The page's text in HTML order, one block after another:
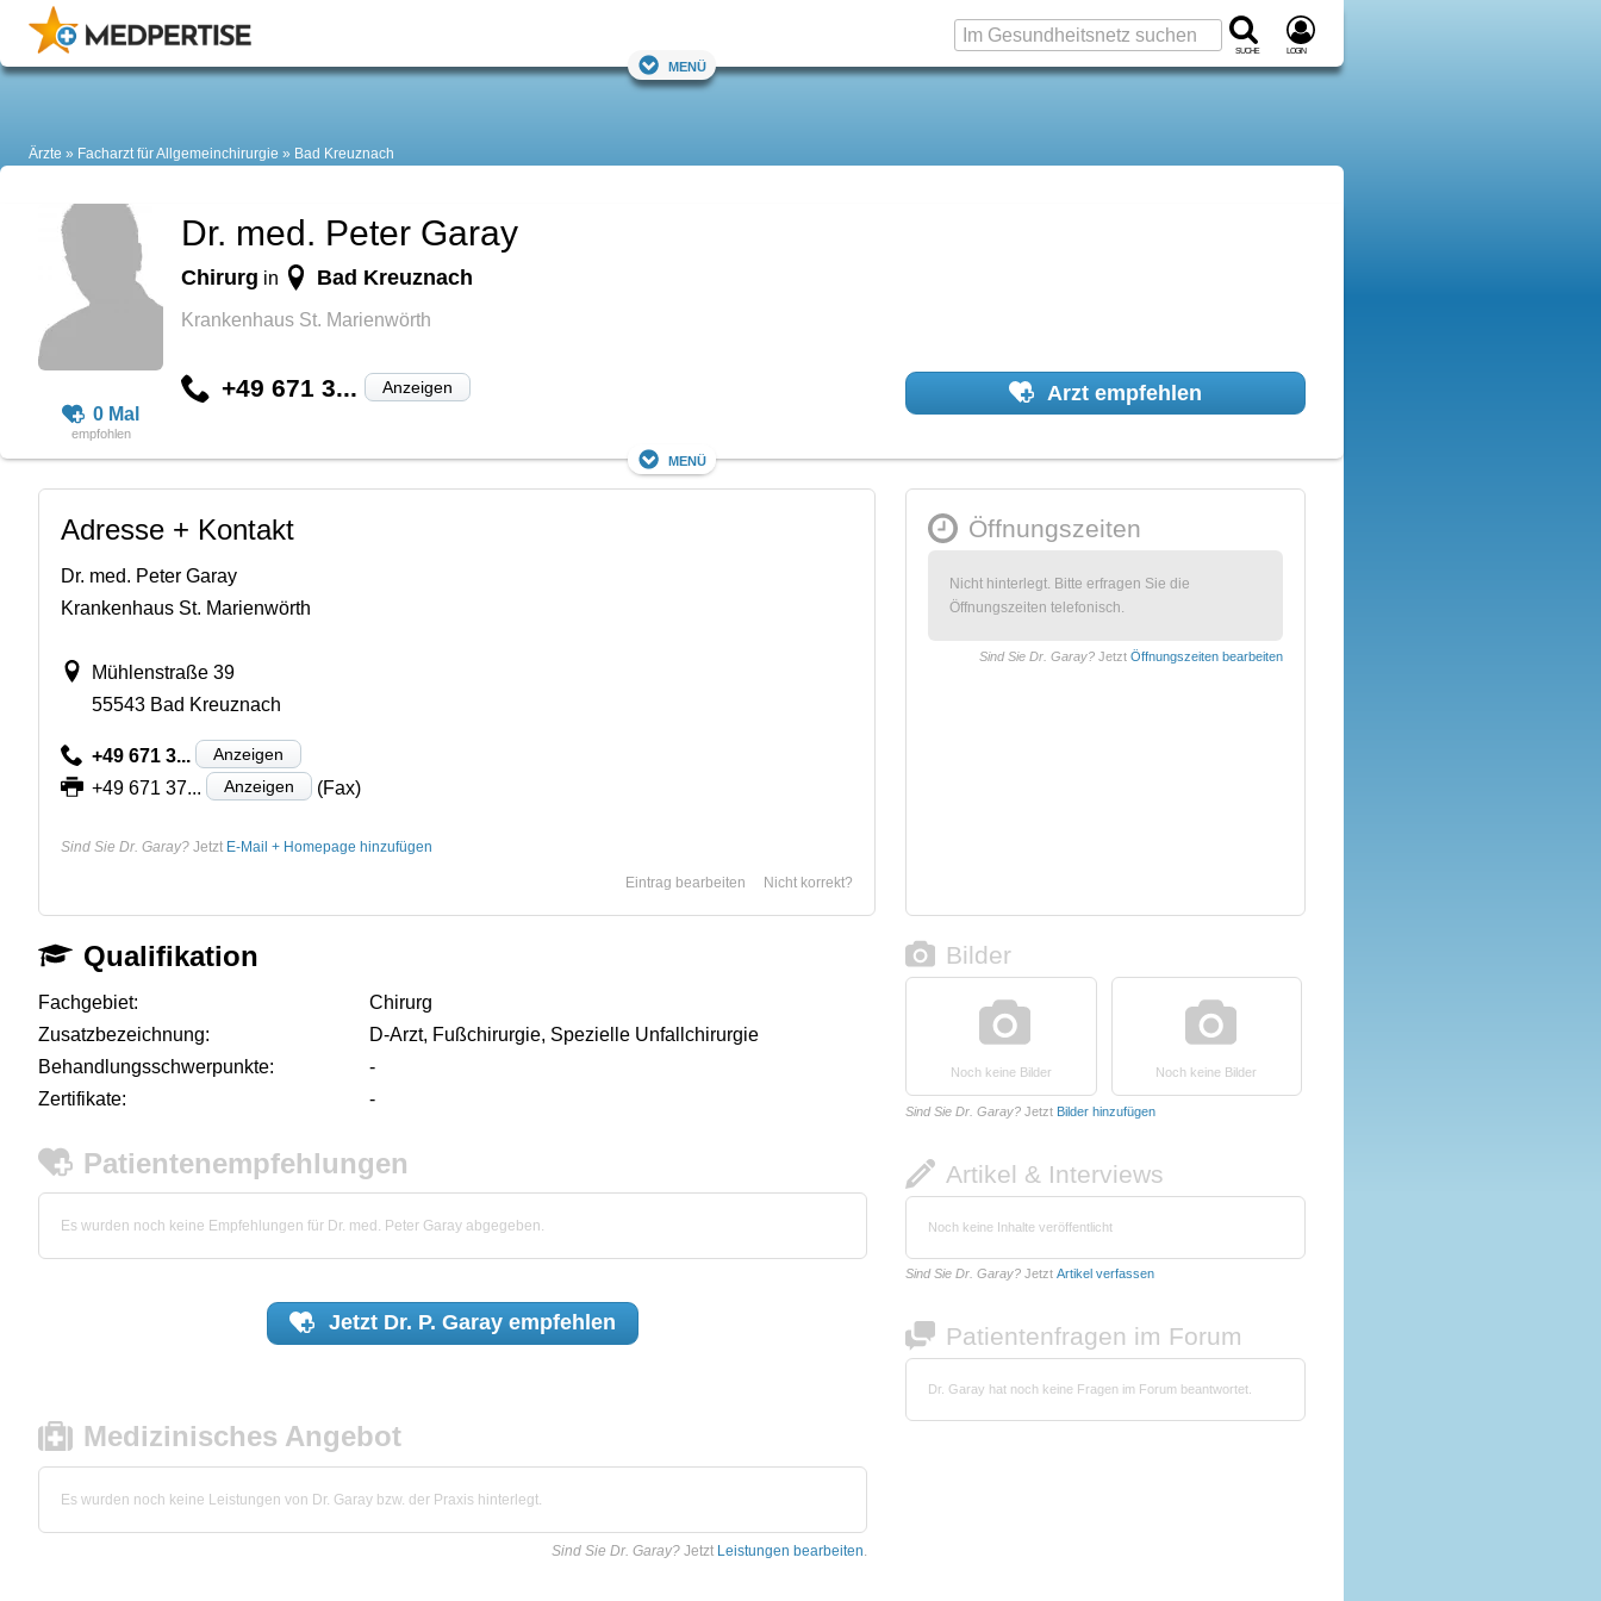
Suche Login
Menü
Ärzte Facharzt für Allgemeinchirurgie Bad Kreuznach
0 Mal
Dr. med. Peter Garay
Chirurg in Bad Kreuznach
Krankenhaus St. Marienwörth
+49 671 3... Anzeigen Arzt empfehlen
Menü
Adresse + Kontakt
Dr. med. Peter Garay
Krankenhaus St. Marienwörth
Mühlenstraße 39
55543 Bad Kreuznach
+49 671 3... Anzeigen
+49 671 37... Anzeigen (Fax)
Sind Sie Dr. Garay? Jetzt E-Mail + Homepage hinzufügen
Nicht korrekt?
Eintrag bearbeiten
Öffnungszeiten
Nicht hinterlegt. Bitte erfragen Sie die
Öffnungszeiten telefonisch.
Sind Sie Dr. Garay? Jetzt Öffnungszeiten bearbeiten
Qualifikation
Fachgebiet:
Chirurg
Zusatzbezeichnung:
D-Arzt, Fußchirurgie, Spezielle Unfallchirurgie
Behandlungsschwerpunkte:
-
Zertifikate:
-
Patientenempfehlungen
Es wurden noch keine Empfehlungen für Dr. med. Peter Garay abgegeben.
Jetzt Dr. P. Garay empfehlen
Medizinisches Angebot
Es wurden noch keine Leistungen von Dr. Garay bzw. der Praxis hinterlegt.
Sind Sie Dr. Garay? Jetzt Leistungen bearbeiten.
Bilder
Noch keine Bilder Noch keine Bilder
Sind Sie Dr. Garay? Jetzt Bilder hinzufügen
Artikel & Interviews
Noch keine Inhalte veröffentlicht
Sind Sie Dr. Garay? Jetzt Artikel verfassen
Patientenfragen im Forum
Dr. Garay hat noch keine Fragen im Forum beantwortet.